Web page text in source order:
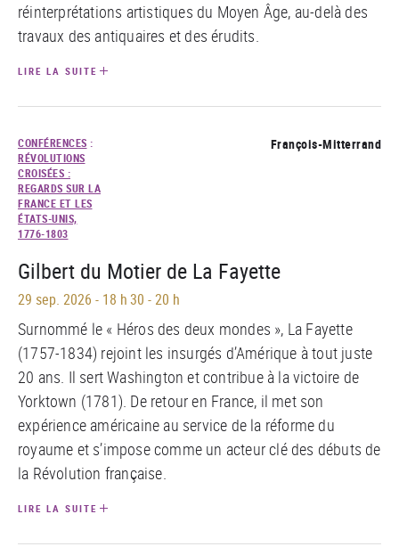
réinterprétations artistiques du Moyen Âge, au-delà des
travaux des antiquaires et des érudits.
LIRE LA SUITE
CONFÉRENCES :
RÉVOLUTIONS
CROISÉES :
REGARDS SUR LA
FRANCE ET LES
ÉTATS-UNIS,
1776-1803
François-Mitterrand
Gilbert du Motier de La Fayette
29 sep. 2026 - 18 h 30 - 20 h
Surnommé le « Héros des deux mondes », La Fayette
(1757-1834) rejoint les insurgés d’Amérique à tout juste
20 ans. Il sert Washington et contribue à la victoire de
Yorktown (1781). De retour en France, il met son
expérience américaine au service de la réforme du
royaume et s’impose comme un acteur clé des débuts de
la Révolution française.
LIRE LA SUITE